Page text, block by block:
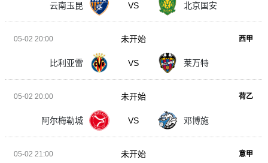
云南玉昆 VS 北京国安
05-02 20:00 西甲
比利亚雷 VS 莱万特
未开始
05-02 20:00 荷乙
阿尔梅勒城 VS 邓博施
未开始
05-02 21:00 意甲
未开始